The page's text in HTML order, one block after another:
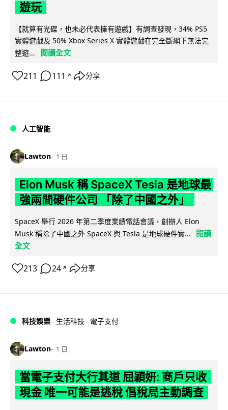
遊玩
【就算有光碟，也未必代表擁有遊戲】有調查發現，34% PS5
實體遊戲及 50% Xbox Series X 實體遊戲在完全斷網下無法完
整遊...
閱讀全文
211 111 ↗ 分享
人工智能
Lawton 1 日
Elon Musk 稱 SpaceX Tesla 是地球最
強兩間硬件公司 「除了中國之外」
SpaceX 舉行 2026 年第二季度業績電話會議，創辦人 Elon
Musk 稱除了中國之外 SpaceX 與 Tesla 是地球硬件實...
閱讀
全文
213 24 ↗ 分享
科技娛樂 生活科技 電子支付
Lawton 1 日
當電子支付大行其道 屈穎妍: 商戶只收
現金 唯一可能是逃稅 倡稅局主動調查